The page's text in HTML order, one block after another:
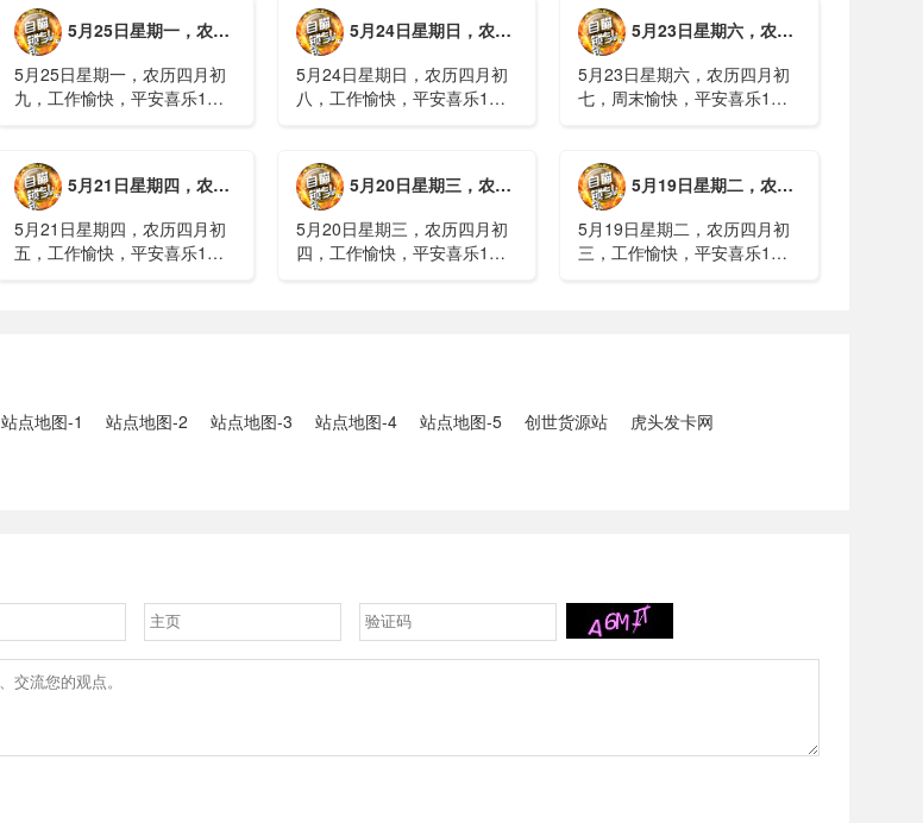
家科技进步一等奖！同济大学
为纳米制造铸就“精准标尺”3、
四川宜宾高......
果(金)埃博拉疫情仍处于暴发
初期，主要传播方式为体液接
触3、......
2、媒体：重庆永川一村会计
打电话叫醒乡亲后失联，遗体
被找到确认遇难......
5月25日星期一，农历四月初九，工作愉快，平安喜乐
5月25日星期一，农历四月初
九，工作愉快，平安喜乐1、
接2、山洪等地质灾害风险
大，重庆永川连续暴雨已致17
人失联，1人......
5月24日星期日，农历四月初八，工作愉快，平安喜乐
5月24日星期日，农历四月初
八，工作愉快，平安喜乐1、
一煤矿爆炸已致8人死亡，井
下38人正在全力搜救3、张国
清赶赴山......
5月23日星期六，农历四月初七，周末愉快，平安喜乐
5月23日星期六，农历四月初
七，周末愉快，平安喜乐1、
常住地提供基本公共服务的实
施意见》2、珠江流域进入“龙
舟水”降雨......
5月21日星期四，农历四月初五，工作愉快，平安喜乐
5月21日星期四，农历四月初
五，工作愉快，平安喜乐1、
5月20日星期三，农历四月初四，工作愉快，平安喜乐
5月20日星期三，农历四月初
四，工作愉快，平安喜乐1、
5月19日星期二，农历四月初三，工作愉快，平安喜乐
5月19日星期二，农历四月初
三，工作愉快，平安喜乐1、
站点地图-1 站点地图-2 站点地图-3 站点地图-4 站点地图-5 创世货源站
虎头发卡网